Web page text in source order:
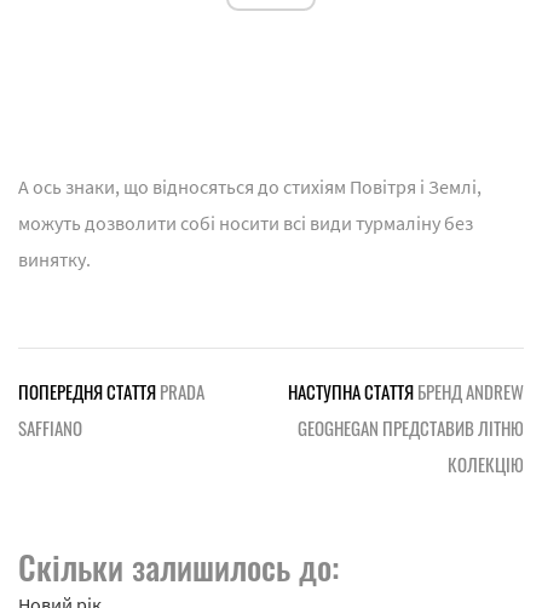
А ось знаки, що відносяться до стихіям Повітря і Землі,
можуть дозволити собі носити всі види турмаліну без
винятку.
ПОПЕРЕДНЯ СТАТТЯPRADA
SAFFIANO
НАСТУПНА СТАТТЯБРЕНД ANDREW
GEOGHEGAN ПРЕДСТАВИВ ЛІТНЮ
КОЛЕКЦІЮ
Скільки залишилось до: